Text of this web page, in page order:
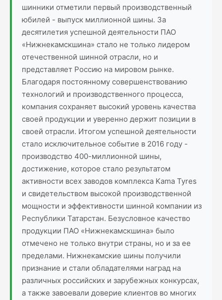
шинники отметили первый производственный
юбилей - выпуск миллионной шины. За
десятилетия успешной деятельности ПАО
«Нижнекамскшина» стало не только лидером
отечественной шинной отрасли, но и
представляет Россию на мировом рынке.
Благодаря постоянному совершенствованию
технологий и производственного процесса,
компания сохраняет высокий уровень качества
своей продукции и уверенно держит позиции в
своей отрасли. Итогом успешной деятельности
стало исключительное событие в 2016 году -
производство 400-миллионной шины,
достижение, которое стало результатом
активности всех заводов комплекса Kama Tyres
и свидетельством высокой производственной
мощности и эффективности шинной компании из
Республики Татарстан. Безусловное качество
продукции ПAO «Нижнекамскшина» было
отмечено не только внутри страны, но и за ее
пределами. Нижнекамские шины получили
признание и стали обладателями наград на
различных российских и зарубежных конкурсах,
а также завоевали доверие клиентов во многих